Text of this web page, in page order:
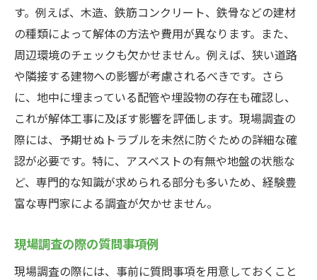
す。例えば、木造、鉄筋コンクリート、鉄骨などの建材
の種類によって解体の方法や費用が異なります。また、
周辺環境のチェックも欠かせません。例えば、狭い道路
や隣接する建物への影響が考慮されるべきです。さら
に、地中に埋まっている配管や埋設物の存在も確認し、
これが解体工事に及ぼす影響を評価します。現場調査の
際には、予期せぬトラブルを未然に防ぐための詳細な確
認が必要です。特に、アスベストの有無や地盤の状態な
ど、専門的な知識が求められる部分も多いため、経験豊
富な専門家による調査が欠かせません。
現場調査の際の質問事項例
現場調査の際には、事前に質問事項を用意しておくこと